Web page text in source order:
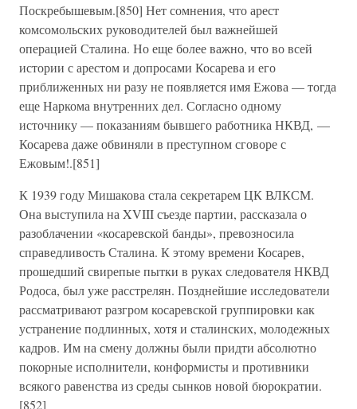
Поскребышевым.[850] Нет сомнения, что арест
комсомольских руководителей был важнейшей
операцией Сталина. Но еще более важно, что во всей
истории с арестом и допросами Косарева и его
приближенных ни разу не появляется имя Ежова — тогда
еще Наркома внутренних дел. Согласно одному
источнику — показаниям бывшего работника НКВД, —
Косарева даже обвиняли в преступном сговоре с
Ежовым!.[851]
К 1939 году Мишакова стала секретарем ЦК ВЛКСМ.
Она выступила на XVIII съезде партии, рассказала о
разоблачении «косаревской банды», превозносила
справедливость Сталина. К этому времени Косарев,
прошедший свирепые пытки в руках следователя НКВД
Родоса, был уже расстрелян. Позднейшие исследователи
рассматривают разгром косаревской группировки как
устранение подлинных, хотя и сталинских, молодежных
кадров. Им на смену должны были придти абсолютно
покорные исполнители, конформисты и противники
всякого равенства из среды сынков новой бюрократии.
[852]